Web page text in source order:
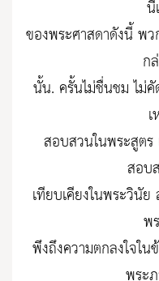
ของพระศาสดาดังนี้ พ
ก
นั้น. ครั้นไม่ชื่นชม ไม่
สอบสวนในพระสูตร
สอบ
เทียบเคียงในพระวินัย
พ
พึงถึงความตกลงใจใ